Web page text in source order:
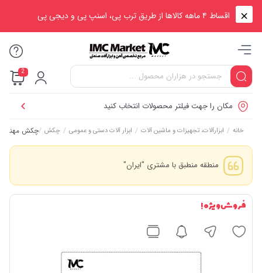
اقساط ۴ ماهه کالاها از طریق ترب پی، اسنپ پی و دیجی پی
2
مکان را جهت فیلتر محصولات انتخاب کنید
خانه / ابزارآلات، تجهیزات و ماشین آلات / ابزار آلات دستی و عمومی / چکش /چکش مهندسی ۱۰۰۰ گرمی آروا
منطقه منطبق با مشتری "ایران"
فروش ویژه !